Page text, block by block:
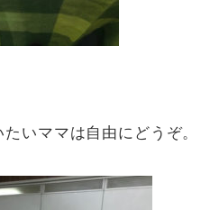
いママは自由にどうぞ。